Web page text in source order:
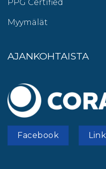
PPG Certified
Myymälät
AJANKOHTAISTA
Facebook